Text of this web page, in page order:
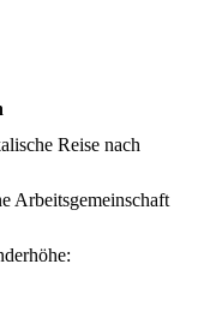
Reise nach
Arbeitsgemeinschaft